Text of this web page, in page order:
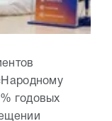
годовых